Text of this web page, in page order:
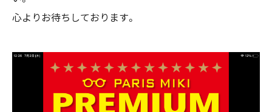
心よりお待ちしております。